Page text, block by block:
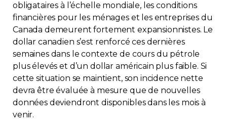
obligataires à l’échelle mondiale, les conditions
financières pour les ménages et les entreprises du
Canada demeurent fortement expansionnistes. Le
dollar canadien s’est renforcé ces dernières
semaines dans le contexte de cours du pétrole
plus élevés et d’un dollar américain plus faible. Si
cette situation se maintient, son incidence nette
devra être évaluée à mesure que de nouvelles
données deviendront disponibles dans les mois à
venir.